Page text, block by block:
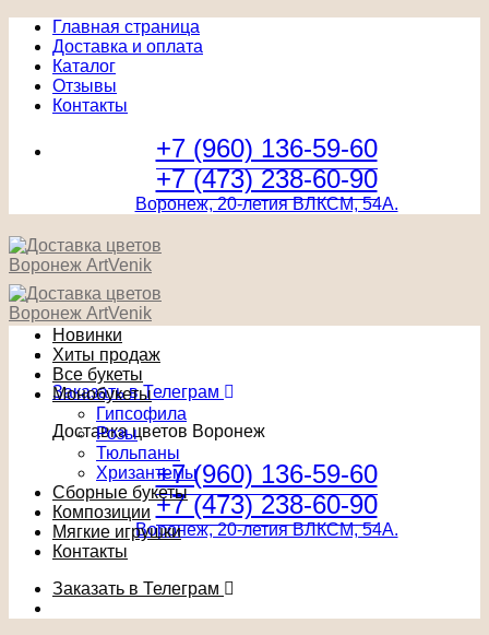
Главная страница
Доставка и оплата
Каталог
Отзывы
Контакты
+7 (960) 136-59-60
+7 (473) 238-60-90
Воронеж, 20-летия ВЛКСМ, 54А.
Заказать в Телеграм
Доставка цветов Воронеж
+7 (960) 136-59-60
+7 (473) 238-60-90
Воронеж, 20-летия ВЛКСМ, 54А.
Новинки
Хиты продаж
Все букеты
Монобукеты
Гипсофила
Розы
Тюльпаны
Хризантемы
Сборные букеты
Композиции
Мягкие игрушки
Контакты
Заказать в Телеграм